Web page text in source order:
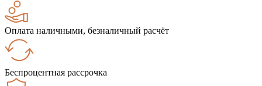
Оплата наличными, безналичный расчёт
Беспроцентная рассрочка